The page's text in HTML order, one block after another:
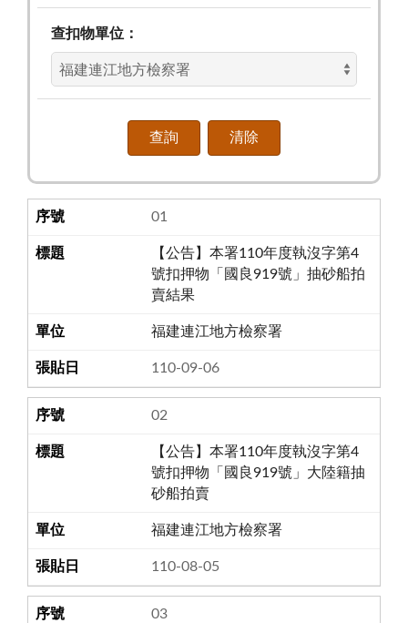
查扣物單位：
01
【公告】本署110年度執沒字第4
號扣押物「國良919號」抽砂船拍
賣結果
福建連江地方檢察署
110-09-06
02
【公告】本署110年度執沒字第4
號扣押物「國良919號」大陸籍抽
砂船拍賣
福建連江地方檢察署
110-08-05
03